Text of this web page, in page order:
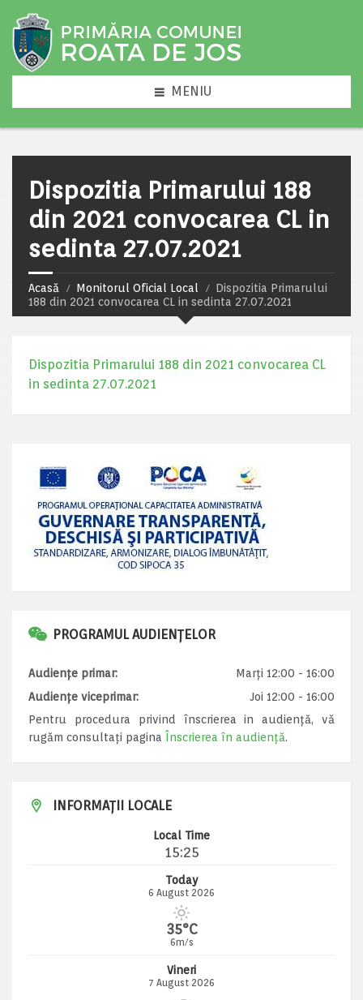
MENIU
Dispozitia Primarului 188
din 2021 convocarea CL in
sedinta 27.07.2021
Acasă Monitorul Oficial Local
Dispozitia Primarului
188 din 2021 convocarea CL in sedinta 27.07.2021
Dispozitia Primarului 188 din 2021 convocarea CL
in sedinta 27.07.2021
PROGRAMUL AUDIENȚELOR
Audiențe primar:
Marți 12:00 - 16:00
Audiențe viceprimar:
Joi 12:00 - 16:00
Pentru procedura privind înscrierea in audiență, vă
rugăm consultați pagina Înscrierea în audiență.
INFORMAȚII LOCALE
Local Time
15:25
Today
6 August 2026
35°C
6m/s
Vineri
7 August 2026